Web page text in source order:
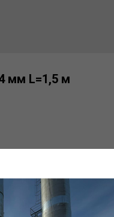
мм L=1,5 м